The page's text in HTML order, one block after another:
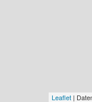
Leaflet |